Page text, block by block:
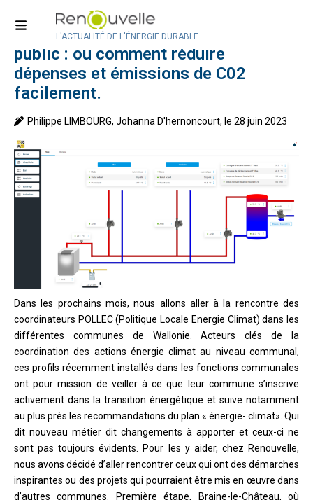
L'ACTUALITÉ DE L'ÉNERGIE DURABLE
Régulation énergétique du bâti
public : ou comment réduire
dépenses et émissions de C02
facilement.
Philippe LIMBOURG, Johanna D'hernoncourt, le 28 juin 2023
Dans les prochains mois, nous allons aller à la rencontre des
coordinateurs POLLEC (Politique Locale Energie Climat) dans les
différentes communes de Wallonie. Acteurs clés de la
coordination des actions énergie climat au niveau communal,
ces profils récemment installés dans les fonctions communales
ont pour mission de veiller à ce que leur commune s’inscrive
activement dans la transition énergétique et suive notamment
au plus près les recommandations du plan « énergie- climat». Qui
dit nouveau métier dit changements à apporter et ceux-ci ne
sont pas toujours évidents. Pour les y aider, chez Renouvelle,
nous avons décidé d’aller rencontrer ceux qui ont des démarches
inspirantes ou des projets qui pourraient être mis en œuvre dans
d’autres communes. Première étape, Braine-le-Château, où